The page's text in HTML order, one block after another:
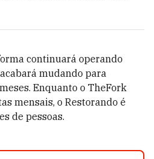
continuará operando
mudando para
Enquanto o TheFork
mensais, o Restorando é
de pessoas.